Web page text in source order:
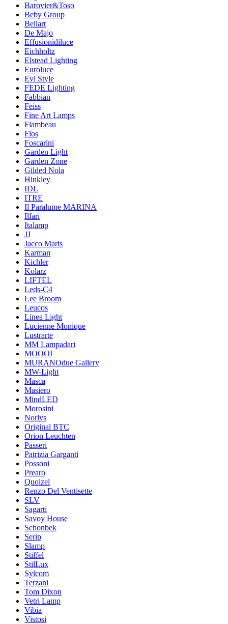
Barovier&Toso
Beby Group
Bellart
De Majo
Effusionidiluce
Eichholtz
Elstead Lighting
Euroluce
Evi Style
FEDE Lighting
Fabbian
Feiss
Fine Art Lamps
Flambeau
Flos
Foscarini
Garden Light
Garden Zone
Gilded Nola
Hinkley
IDL
ITRE
Il Paralume MARINA
Ilfari
Italamp
JJ
Jacco Maris
Karman
Kichler
Kolarz
LIFTEL
Leds-C4
Lee Broom
Leucos
Linea Light
Lucienne Monique
Lustrarte
MM Lampadari
MOOOI
MURANOdue Gallery
MW-Light
Masca
Masiero
MindLED
Morosini
Norlys
Original BTC
Orion Leuchten
Passeri
Patrizia Garganti
Possoni
Prearo
Quoizel
Renzo Del Ventisette
SLV
Sagarti
Savoy House
Schonbek
Serip
Slamp
Stiffel
StilLux
Sylcom
Terzani
Tom Dixon
Vetri Lamp
Vibia
Vistosi